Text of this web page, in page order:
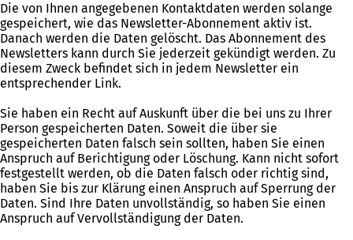
Die von Ihnen angegebenen Kontaktdaten werden solange
gespeichert, wie das Newsletter-Abonnement aktiv ist.
Danach werden die Daten gelöscht. Das Abonnement des
Newsletters kann durch Sie jederzeit gekündigt werden. Zu
diesem Zweck befindet sich in jedem Newsletter ein
entsprechender Link.
Sie haben ein Recht auf Auskunft über die bei uns zu Ihrer
Person gespeicherten Daten. Soweit die über sie
gespeicherten Daten falsch sein sollten, haben Sie einen
Anspruch auf Berichtigung oder Löschung. Kann nicht sofort
festgestellt werden, ob die Daten falsch oder richtig sind,
haben Sie bis zur Klärung einen Anspruch auf Sperrung der
Daten. Sind Ihre Daten unvollständig, so haben Sie einen
Anspruch auf Vervollständigung der Daten.